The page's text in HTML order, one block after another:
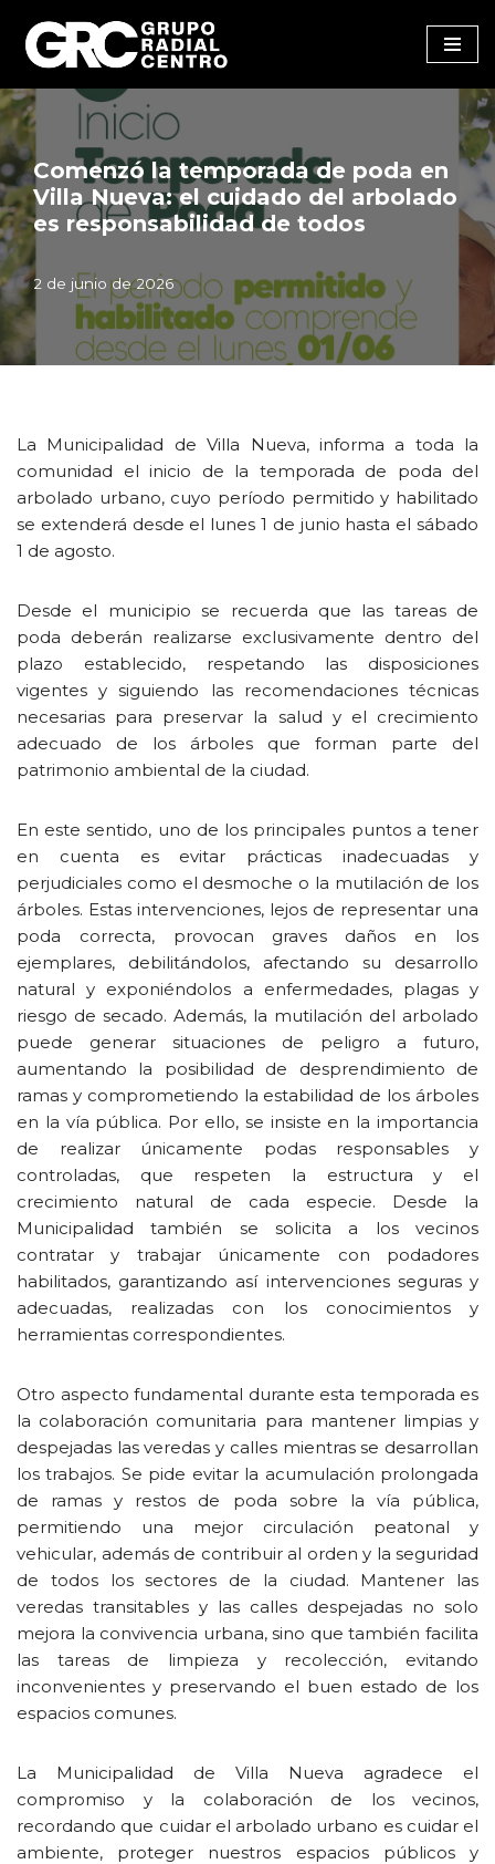
Saltar
al
contenido
Comenzó la temporada de poda en
Villa Nueva: el cuidado del arbolado
es responsabilidad de todos
2 de junio de 2026
La Municipalidad de Villa Nueva, informa a toda la
comunidad el inicio de la temporada de poda del
arbolado urbano, cuyo período permitido y habilitado
se extenderá desde el lunes 1 de junio hasta el sábado
1 de agosto.
Desde el municipio se recuerda que las tareas de
poda deberán realizarse exclusivamente dentro del
plazo establecido, respetando las disposiciones
vigentes y siguiendo las recomendaciones técnicas
necesarias para preservar la salud y el crecimiento
adecuado de los árboles que forman parte del
patrimonio ambiental de la ciudad.
En este sentido, uno de los principales puntos a tener
en cuenta es evitar prácticas inadecuadas y
perjudiciales como el desmoche o la mutilación de los
árboles. Estas intervenciones, lejos de representar una
poda correcta, provocan graves daños en los
ejemplares, debilitándolos, afectando su desarrollo
natural y exponiéndolos a enfermedades, plagas y
riesgo de secado. Además, la mutilación del arbolado
puede generar situaciones de peligro a futuro,
aumentando la posibilidad de desprendimiento de
ramas y comprometiendo la estabilidad de los árboles
en la vía pública. Por ello, se insiste en la importancia
de realizar únicamente podas responsables y
controladas, que respeten la estructura y el
crecimiento natural de cada especie. Desde la
Municipalidad también se solicita a los vecinos
contratar y trabajar únicamente con podadores
habilitados, garantizando así intervenciones seguras y
adecuadas, realizadas con los conocimientos y
herramientas correspondientes.
Otro aspecto fundamental durante esta temporada es
la colaboración comunitaria para mantener limpias y
despejadas las veredas y calles mientras se desarrollan
los trabajos. Se pide evitar la acumulación prolongada
de ramas y restos de poda sobre la vía pública,
permitiendo una mejor circulación peatonal y
vehicular, además de contribuir al orden y la seguridad
de todos los sectores de la ciudad. Mantener las
veredas transitables y las calles despejadas no solo
mejora la convivencia urbana, sino que también facilita
las tareas de limpieza y recolección, evitando
inconvenientes y preservando el buen estado de los
espacios comunes.
La Municipalidad de Villa Nueva agradece el
compromiso y la colaboración de los vecinos,
recordando que cuidar el arbolado urbano es cuidar el
ambiente, proteger nuestros espacios públicos y